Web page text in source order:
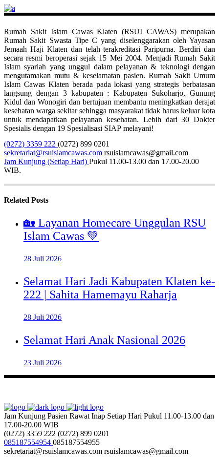
Rumah Sakit Islam Cawas Klaten (RSUI CAWAS) merupakan
Rumah Sakit Swasta Tipe C yang diselenggarakan oleh Yayasan
Jemaah Haji Klaten dan telah terakreditasi Paripurna. Berdiri dan
secara resmi beroperasi sejak 15 Mei 2004. Menjadi Rumah Sakit
Islam syariah yang unggul dalam pelayanan & teknologi dengan
mengutamakan mutu & keselamatan pasien. Rumah Sakit Umum
Islam Cawas Klaten berada pada lokasi yang strategis berbatasan
langsung dengan 3 kabupaten : Kabupaten Sukoharjo, Gunung
Kidul dan Wonogiri dan bertujuan membantu meningkatkan derajat
kesehatan warga sekitar sehingga masyarakat tidak harus keluar kota
untuk mendapatkan pelayanan kesehatan. Lebih dari 30 Dokter
Spesialis dengan 19 Spesialisasi SIAP melayani!
(0272) 3359 222 (0272) 899 0201
sekretariat@rsuislamcawas.com rsuislamcawas@gmail.com
Jam Kunjung (Setiap Hari) Pukul 11.00-13.00 dan 17.00-20.00
WIB.
Related Posts
🏡 Layanan Homecare Unggulan RSU
Islam Cawas 💚
28 Juli 2026
Selamat Hari Jadi Kabupaten Klaten ke-
222 | Sahita Hamemayu Raharja
28 Juli 2026
Selamat Hari Anak Nasional 2026
23 Juli 2026
Jam Kunjung Pasien Rawat Inap Setiap Hari Pukul 11.00-13.00 dan
17.00-20.00 WIB
(0272) 3359 222 (0272) 899 0201
085187554954 085187554955
sekretariat@rsuislamcawas.com rsuislamcawas@gmail.com